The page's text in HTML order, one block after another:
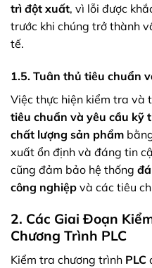
trì đột xuất, vì lỗi được
trước khi chúng trở thành
tế.
1.5. Tuân thủ tiêu chuẩn
Việc thực hiện kiểm tra và
tiêu chuẩn và yêu cầu kỹ
chất lượng sản phẩm
xuất ổn định và đáng tin
cũng đảm bảo hệ thống
công nghiệp và các tiêu
2. Các Giai Đoạn
Chương Trình PLC
Kiểm tra chương trình PLC